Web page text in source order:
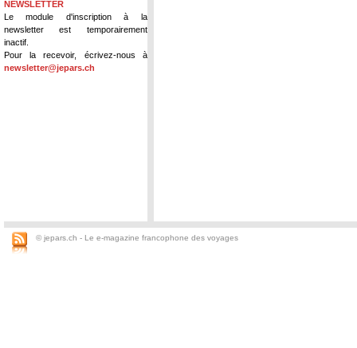
NEWSLETTER
Le module d'inscription à la
newsletter est temporairement
inactif.
Pour la recevoir, écrivez-nous à
newsletter@jepars.ch
© jepars.ch - Le e-magazine francophone des voyages